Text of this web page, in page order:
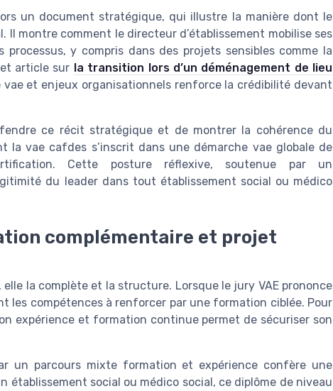
un document stratégique, qui illustre la manière dont le
Il montre comment le directeur d’établissement mobilise ses
y compris dans des projets sensibles comme la
article sur la transition lors d’un déménagement de lieu
et enjeux organisationnels renforce la crédibilité devant
ce récit stratégique et de montrer la cohérence du
la vae cafdes s’inscrit dans une démarche vae globale de
Cette posture réflexive, soutenue par un
du leader dans tout établissement social ou médico
complémentaire et projet
elle la complète et la structure. Lorsque le jury VAE prononce
les compétences à renforcer par une formation ciblée. Pour
expérience et formation continue permet de sécuriser son
un parcours mixte formation et expérience confère une
social ou médico social, ce diplôme de niveau